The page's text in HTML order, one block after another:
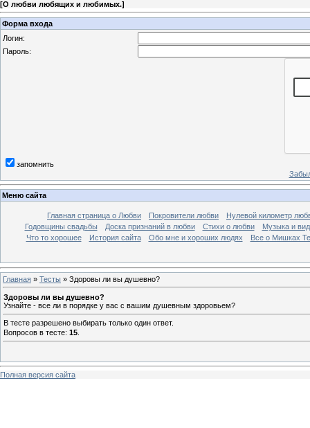
[О любви любящих и любимых.]
Форма входа
Логин:
Пароль:
запомнить
Меню сайта
Главная страница о Любви Покровители любви
Нулевой километр
Годовщины свадьбы
Доска признаний в любви Стихи о любви
Музыка и
Что то хорошее
История сайта Обо мне и хороших людях Все о Мишках
Главная » Тесты » Здоровы ли вы душевно?
Здоровы ли вы душевно?
Узнайте - все ли в порядке у вас с вашим душевным здоровьем?
В тесте разрешено выбирать только один ответ.
Вопросов в тесте: 15
Полная версия сайта